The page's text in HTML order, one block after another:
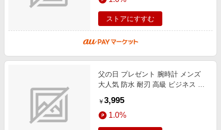
ストアにすすむ
父の日 プレゼント 腕時計 メンズ
大人気 防水 耐刃 高級 ビジネス 時
オーツ腕時計 男の魅力を演出
￥ 3,995
1.0%